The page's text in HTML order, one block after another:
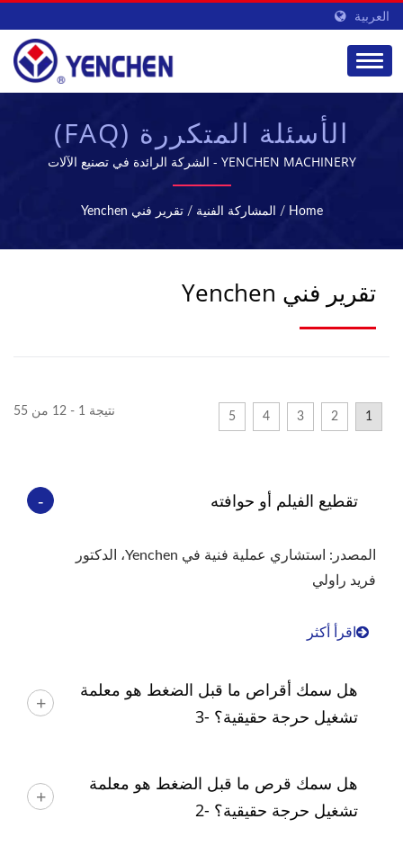
العربية
الأسئلة المتكررة (FAQ)
YENCHEN MACHINERY - الشركة الرائدة في تصنيع الآلات
الصيدلانية في تايوان
Home
/ المشاركة الفنية / تقرير فني Yenchen
تقرير فني Yenchen
نتيجة 1 - 12 من 55 1
2
3
4
5
تقطيع الفيلم أو حوافته
المصدر: استشاري عملية فنية في Yenchen، الدكتور
فريد راولي
اقرأ أكثر
هل سمك أقراص ما قبل الضغط هو معلمة
تشغيل حرجة حقيقية؟ -3
هل سمك قرص ما قبل الضغط هو معلمة
تشغيل حرجة حقيقية؟ -2